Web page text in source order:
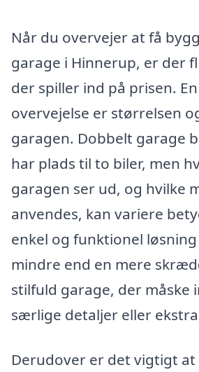
Når du overvejer at få
garage i Hinnerup, er der
der spiller ind på prisen.
overvejelse er størrelsen
garagen. Dobbelt garage
har plads til to biler, men
garagen ser ud, og hvilke
anvendes, kan variere
enkel og funktionel
mindre end en mere
stilfuld garage, der måske
særlige detaljer eller
Derudover er det vigtigt at